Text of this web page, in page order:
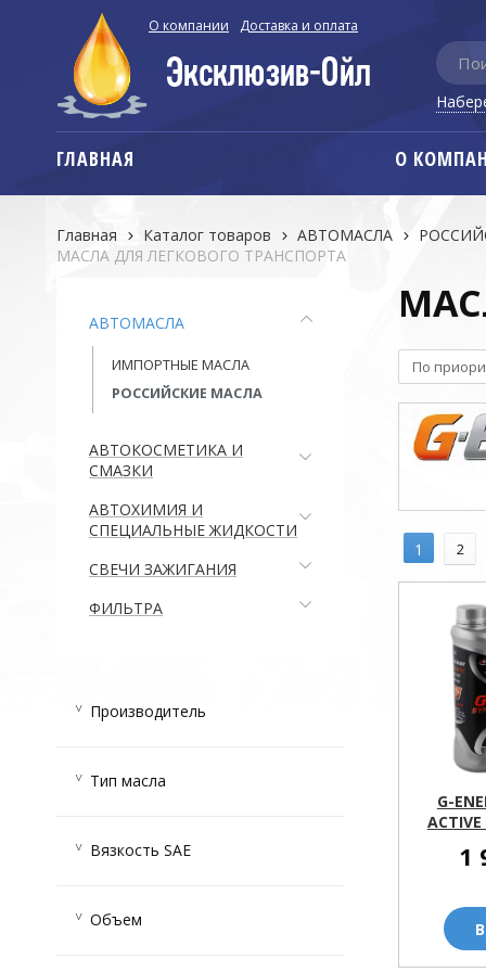
О компании Доставка и оплата
ГЛАВНАЯ О
Главная Каталог товаров АВТОМАСЛА
МАСЛА ДЛЯ ЛЕГКОВОГО ТРАНСПОРТА
АВТОМАСЛА
ИМПОРТНЫЕ МАСЛА
РОССИЙСКИЕ МАСЛА
АВТОКОСМЕТИКА И
СМАЗКИ
АВТОХИМИЯ И
СПЕЦИАЛЬНЫЕ ЖИДКОСТИ
СВЕЧИ ЗАЖИГАНИЯ
ФИЛЬТРА
Производитель
PIRELLI(1)
Тип масла
Синтетическое
Вязкость SAE
5W30(11)
Объем
По
1 2
G-
1